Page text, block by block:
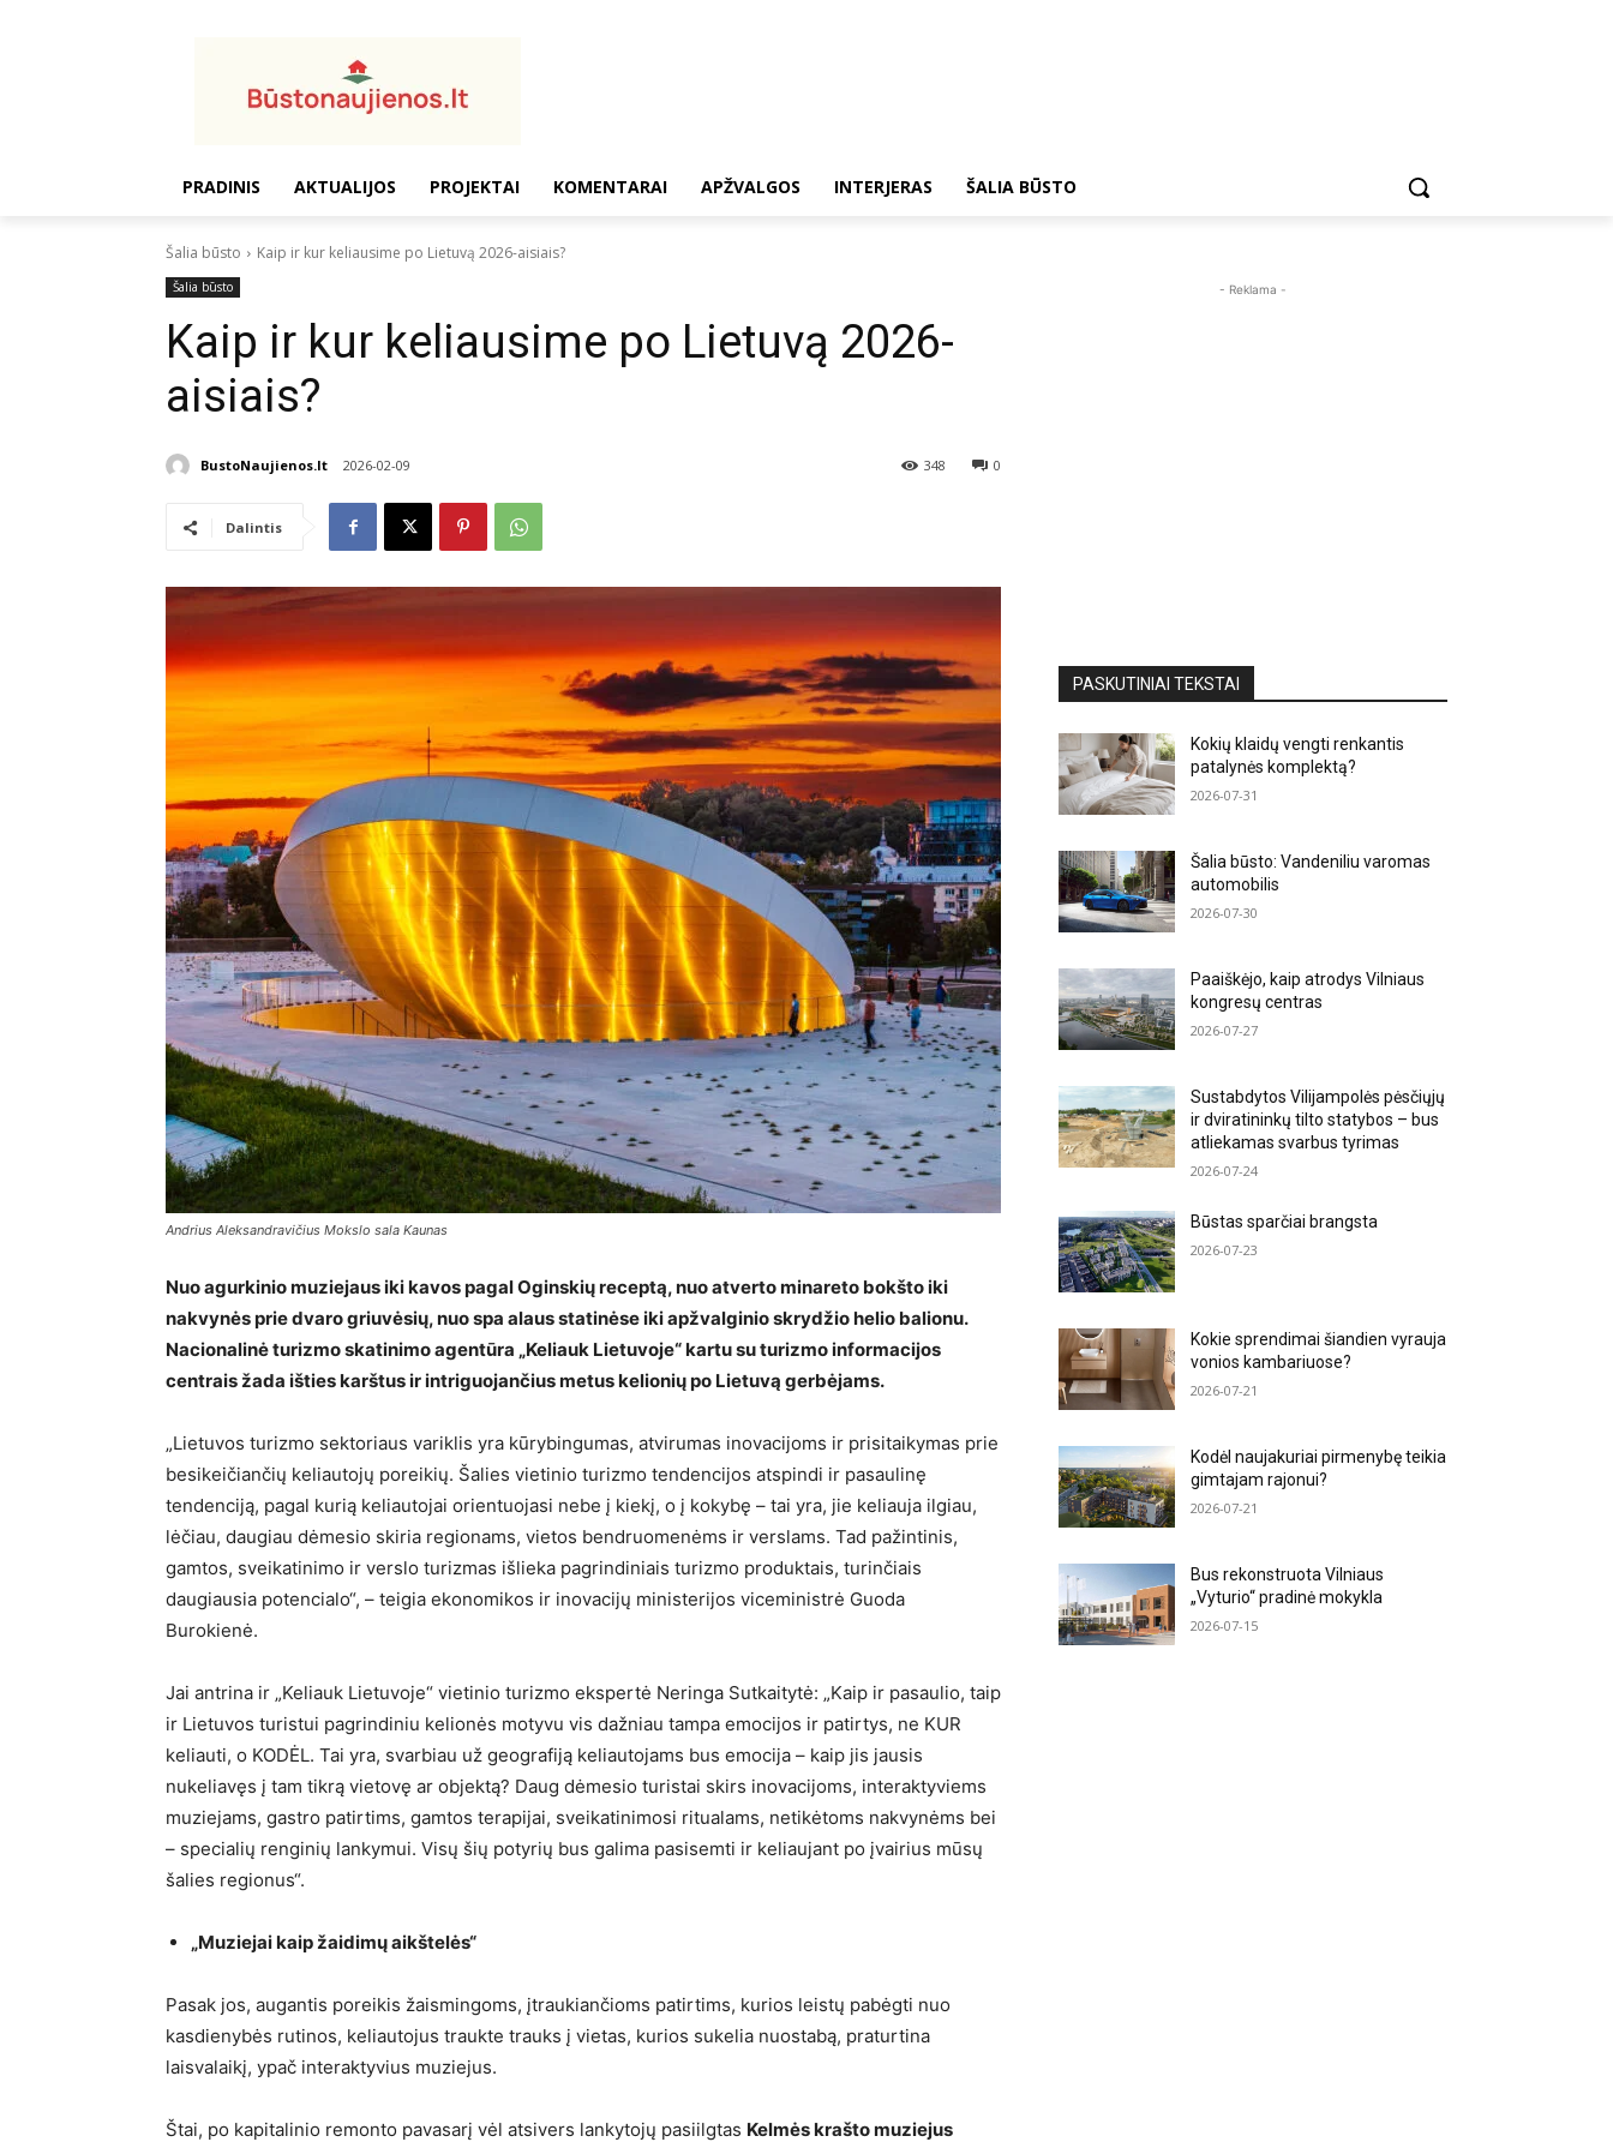
PRADINIS AKTUALIJOS PROJEKTAI KOMENTARAI APŽVALGOS INTERJERAS ŠALIA BŪSTO
Šalia būsto Kaip ir kur keliausime po Lietuvą 2026-aisiais?
Šalia būsto
Kaip ir kur keliausime po Lietuvą 2026-
aisiais?
BustoNaujienos.lt 2026-02-09 0
348
Dalintis
Andrius Aleksandravičius Mokslo sala Kaunas
Nuo agurkinio muziejaus iki kavos pagal Oginskių receptą, nuo atverto minareto bokšto iki
nakvynės prie dvaro griuvėsių, nuo spa alaus statinėse iki apžvalginio skrydžio helio balionu.
Nacionalinė turizmo skatinimo agentūra „Keliauk Lietuvoje“ kartu su turizmo informacijos
centrais žada išties karštus ir intriguojančius metus kelionių po Lietuvą gerbėjams.
„Lietuvos turizmo sektoriaus variklis yra kūrybingumas, atvirumas inovacijoms ir prisitaikymas prie
besikeičiančių keliautojų poreikių. Šalies vietinio turizmo tendencijos atspindi ir pasaulinę
tendenciją, pagal kurią keliautojai orientuojasi nebe į kiekį, o į kokybę – tai yra, jie keliauja ilgiau,
lėčiau, daugiau dėmesio skiria regionams, vietos bendruomenėms ir verslams. Tad pažintinis,
gamtos, sveikatinimo ir verslo turizmas išlieka pagrindiniais turizmo produktais, turinčiais
daugiausia potencialo“, – teigia ekonomikos ir inovacijų ministerijos viceministrė Guoda
Burokienė.
Jai antrina ir „Keliauk Lietuvoje“ vietinio turizmo ekspertė Neringa Sutkaitytė: „Kaip ir pasaulio, taip
ir Lietuvos turistui pagrindiniu kelionės motyvu vis dažniau tampa emocijos ir patirtys, ne KUR
keliauti, o KODĖL. Tai yra, svarbiau už geografiją keliautojams bus emocija – kaip jis jausis
nukeliavęs į tam tikrą vietovę ar objektą? Daug dėmesio turistai skirs inovacijoms, interaktyviems
muziejams, gastro patirtims, gamtos terapijai, sveikatinimosi ritualams, netikėtoms nakvynėms bei
– specialių renginių lankymui. Visų šių potyrių bus galima pasisemti ir keliaujant po įvairius mūsų
šalies regionus“.
„Muziejai kaip žaidimų aikštelės“
Pasak jos, augantis poreikis žaismingoms, įtraukiančioms patirtims, kurios leistų pabėgti nuo
kasdienybės rutinos, keliautojus traukte trauks į vietas, kurios sukelia nuostabą, praturtina
laisvalaikį, ypač interaktyvius muziejus.
Štai, po kapitalinio remonto pavasarį vėl atsivers lankytojų pasiilgtas Kelmės krašto muziejus
- Reklama -
PASKUTINIAI TEKSTAI
Kokių klaidų vengti renkantis
patalynės komplektą?
2026-07-31
Šalia būsto: Vandeniliu varomas
automobilis
2026-07-30
Paaiškėjo, kaip atrodys Vilniaus
kongresų centras
2026-07-27
Sustabdytos Vilijampolės pėsčiųjų
ir dviratininkų tilto statybos – bus
atliekamas svarbus tyrimas
2026-07-24
Būstas sparčiai brangsta
2026-07-23
Kokie sprendimai šiandien vyrauja
vonios kambariuose?
2026-07-21
Kodėl naujakuriai pirmenybę teikia
gimtajam rajonui?
2026-07-21
Bus rekonstruota Vilniaus
„Vyturio“ pradinė mokykla
2026-07-15